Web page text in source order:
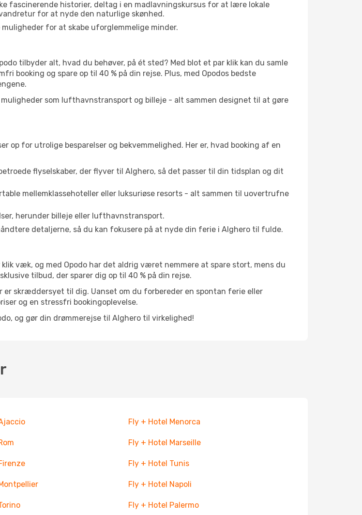
fascinerende historier, deltag i en madlavningskursus for at lære lokale
for at nyde den naturlige skønhed.
for at skabe uforglemmelige minder.
tilbyder alt, hvad du behøver, på ét sted? Med blot et par klik kan du samle
booking og spare op til 40 % på din rejse. Plus, med Opodos bedste
som lufthavnstransport og billeje - alt sammen designet til at gøre
op for utrolige besparelser og bekvemmelighed. Her er, hvad booking af en
flyselskaber, der flyver til Alghero, så det passer til din tidsplan og dit
mellemklassehoteller eller luksuriøse resorts - alt sammen til uovertrufne
herunder billeje eller lufthavnstransport.
detaljerne, så du kan fokusere på at nyde din ferie i Alghero til fulde.
væk, og med Opodo har det aldrig været nemmere at spare stort, mens du
tilbud, der sparer dig op til 40 % på din rejse.
er skræddersyet til dig. Uanset om du forbereder en spontan ferie eller
og en stressfri bookingoplevelse.
og gør din drømmerejse til Alghero til virkelighed!
Fly + Hotel Menorca
Fly + Hotel Marseille
Fly + Hotel Tunis
Fly + Hotel Napoli
Fly + Hotel Palermo